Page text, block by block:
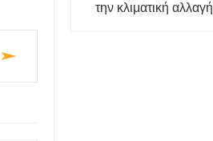
την κλιματική αλλαγή